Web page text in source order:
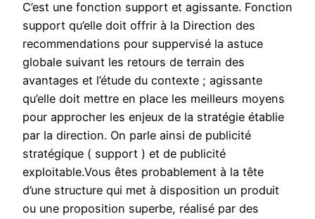
C’est une fonction support et agissante. Fonction
support qu’elle doit offrir à la Direction des
recommendations pour suppervisé la astuce
globale suivant les retours de terrain des
avantages et l’étude du contexte ; agissante
qu’elle doit mettre en place les meilleurs moyens
pour approcher les enjeux de la stratégie établie
par la direction. On parle ainsi de publicité
stratégique ( support ) et de publicité
exploitable.Vous êtes probablement à la tête
d’une structure qui met à disposition un produit
ou une proposition superbe, réalisé par des